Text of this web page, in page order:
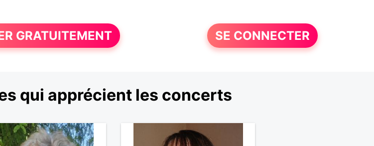
GRATUITEMENT SE CONNECTER
qui apprécient les concerts